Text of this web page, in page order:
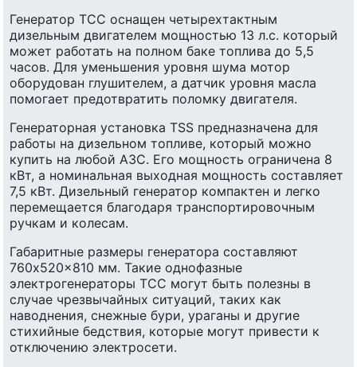
Генератор ТСС оснащен четырехтактным
дизельным двигателем мощностью 13 л.с. который
может работать на полном баке топлива до 5,5
часов. Для уменьшения уровня шума мотор
оборудован глушителем, а датчик уровня масла
помогает предотвратить поломку двигателя.
Генераторная установка TSS предназначена для
работы на дизельном топливе, который можно
купить на любой АЗС. Его мощность ограничена 8
кВт, а номинальная выходная мощность составляет
7,5 кВт. Дизельный генератор компактен и легко
перемещается благодаря транспортировочным
ручкам и колесам.
Габаритные размеры генератора составляют
760x520x810 мм. Такие однофазные
электрогенераторы ТСС могут быть полезны в
случае чрезвычайных ситуаций, таких как
наводнения, снежные бури, ураганы и другие
стихийные бедствия, которые могут привести к
отключению электросети.